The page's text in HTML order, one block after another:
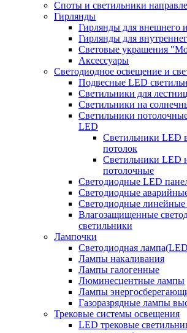
Споты и светильники
Гирлянды
Гирлянды для внешнего
Гирлянды для
Световые украшения
Аксессуары
Светодиодное освещение и
Подвесные LED
Светильники для лестниц
Светильники на
Светильники
LED
Cветильники LED
потолок
Светильники LED
потолочные
Светодиодные LED
Светодиодные
Светодиодные линейные
Влагозащищенные
светильники
Лампочки
Светодиодная
Лампы накаливания
Лампы галогенные
Люминесцентные лампы
Лампы
Газоразрядные лампы
Трековые системы освещения
LED трековые